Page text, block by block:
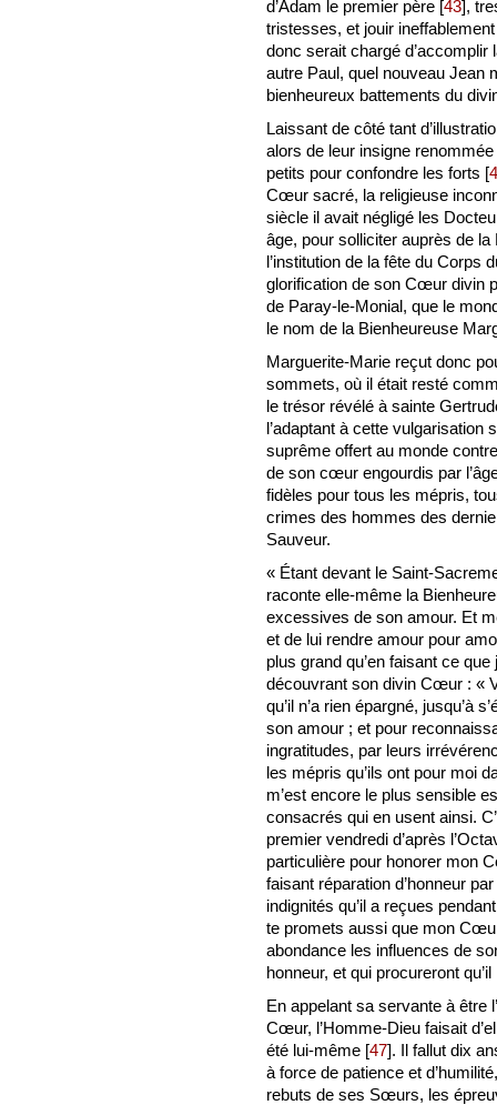
d’Adam le premier père [43],
tristesses, et jouir
donc serait chargé
autre Paul, quel nouveau Jean
bienheureux battements du
Laissant de côté tant
alors de leur insigne
petits pour confondre les forts [
Cœur sacré, la religieuse
siècle il avait négligé les
âge, pour solliciter auprès de
l’institution de la fête du Corps
glorification de son Cœur divin
de Paray-le-Monial, que le
le nom de la Bienheureuse
Marguerite-Marie reçut donc
sommets, où il était resté
le trésor révélé à sainte
l’adaptant à cette
suprême offert au monde
de son cœur engourdis par
fidèles pour tous les mépris,
crimes des hommes des
Sauveur.
« Étant devant le Saint-
raconte elle-même la
excessives de son amour. Et
et de lui rendre amour pour
plus grand qu’en faisant ce
découvrant son divin Cœur : «
qu’il n’a rien épargné, jusqu’à
son amour ; et pour
ingratitudes, par leurs
les mépris qu’ils ont pour moi
m’est encore le plus sensible
consacrés qui en usent ainsi.
premier vendredi d’après
particulière pour honorer mon
faisant réparation d’honneur
indignités qu’il a reçues
te promets aussi que mon
abondance les influences de
honneur, et qui procureront
En appelant sa servante à être
Cœur, l’Homme-Dieu faisait
été lui-même [47]. Il fallut dix
à force de patience et
rebuts de ses Sœurs, les